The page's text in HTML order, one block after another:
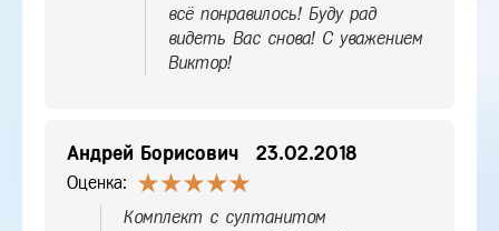
всё понравилось! Буду рад
видеть Вас снова! С уважением
Виктор!
Андрей Борисович 23.02.2018
Оценка:
Комплект с султанитом